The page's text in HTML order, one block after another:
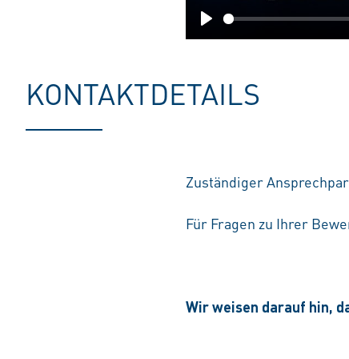
Play
KONTAKTDETAILS
Zuständiger
Für Fragen zu Ihrer
Wir weisen darauf hin,